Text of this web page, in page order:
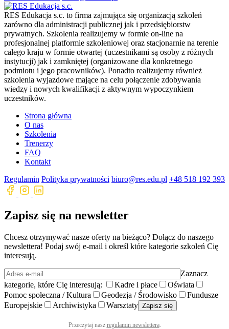
RES Edukacja s.c. to firma zajmująca się organizacją szkoleń
zarówno dla administracji publicznej jak i przedsiębiorstw
prywatnych. Szkolenia realizujemy w formie on-line na
profesjonalnej platformie szkoleniowej oraz stacjonarnie na terenie
całego kraju w formie otwartej (uczestnikami są osoby z różnych
instytucji) jak i zamkniętej (organizowane dla konkretnego
podmiotu i jego pracowników). Ponadto realizujemy również
szkolenia wyjazdowe mające na celu połączenie zdobywania
wiedzy i nowych kwalifikacji z aktywnym wypoczynkiem
uczestników.
Strona główna
O nas
Szkolenia
Trenerzy
FAQ
Kontakt
Regulamin Polityka prywatności biuro@res.edu.pl +48 518 192 393
Zapisz się na newsletter
Chcesz otrzymywać nasze oferty na bieżąco? Dołącz do naszego
newslettera! Podaj swój e-mail i określ które kategorie szkoleń Cię
interesują.
Zaznacz
kategorie, które Cię interesują:
Kadre i płace
Oświata
Pomoc społeczna / Kultura
Geodezja / Środowisko
Fundusze
Europejskie
Archiwistyka Warsztaty
Przeczytaj nasz regulamin newslettera.